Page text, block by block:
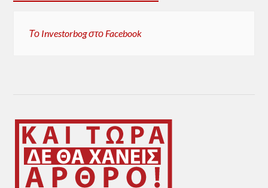
Το Investorbog στο Facebook